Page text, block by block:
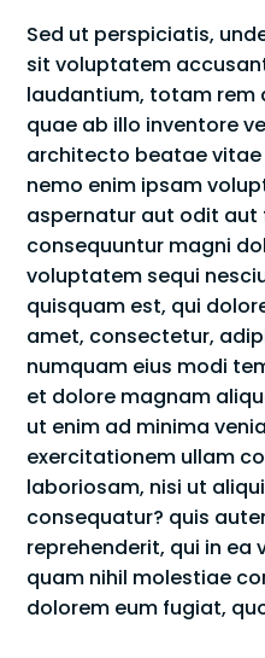
Sed ut perspiciatis,
sit voluptatem
laudantium, totam rem
quae ab illo inventore
architecto beatae
nemo enim ipsam
aspernatur aut odit aut
consequuntur magni
voluptatem sequi
quisquam est, qui
amet, consectetur,
numquam eius modi
et dolore magnam
ut enim ad minima
exercitationem ullam
laboriosam, nisi ut
consequatur? quis
reprehenderit, qui in ea
quam nihil molestiae
dolorem eum fugiat,